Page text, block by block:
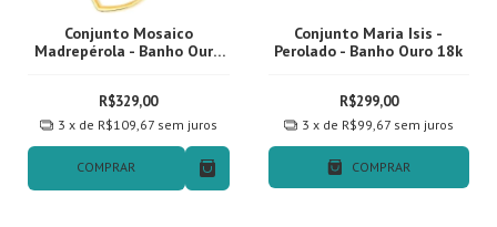
Conjunto Mosaico
Madrepérola - Banho Ouro
R$329,00
3 x de R$109,67 sem juros
COMPRAR
Conjunto Maria Isis -
Perolado - Banho Ouro 18k
R$299,00
3 x de R$99,67 sem juros
COMPRAR